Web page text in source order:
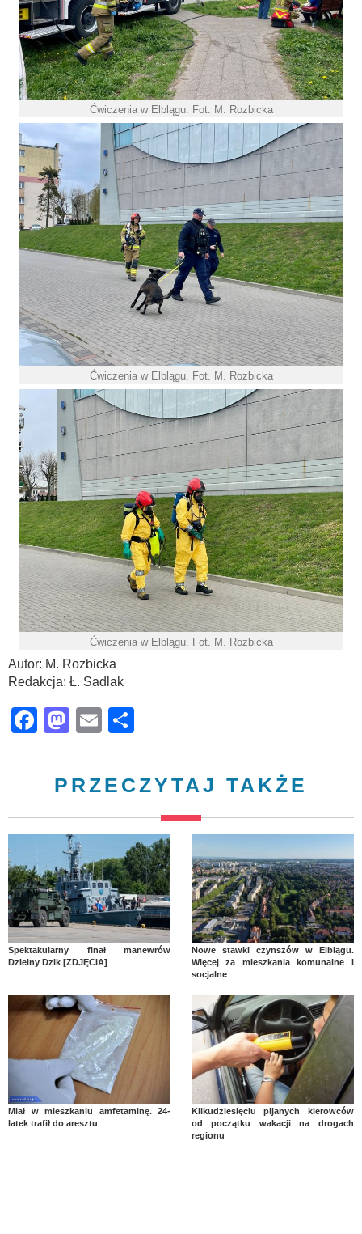
Ćwiczenia w Elblągu. Fot. M. Rozbicka
Ćwiczenia w Elblągu. Fot. M. Rozbicka
Ćwiczenia w Elblągu. Fot. M. Rozbicka
Autor: M. Rozbicka
Redakcja: Ł. Sadlak
Facebook
Mastodon
Email
PRZECZYTAJ TAKŻE
Spektakularny finał manewrów
Dzielny Dzik [ZDJĘCIA]
Nowe stawki czynszów w Elblągu.
Więcej za mieszkania komunalne i
socjalne
Miał w mieszkaniu amfetaminę. 24-
latek trafił do aresztu
Kilkudziesięciu pijanych kierowców
od początku wakacji na drogach
regionu